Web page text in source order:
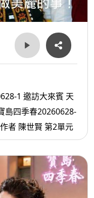
1 邀訪大來賓 天
島四季春20260628-
者 陳世賢 第2單元